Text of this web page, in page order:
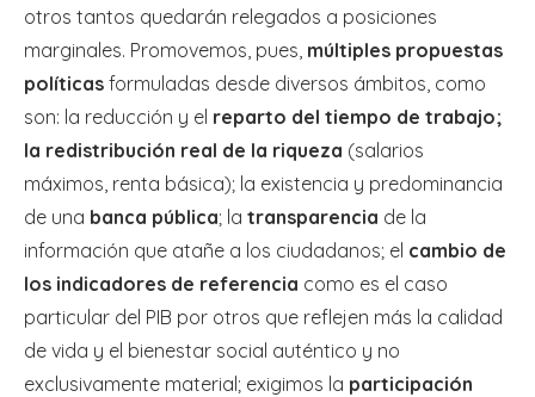
otros tantos quedarán relegados a posiciones
marginales. Promovemos, pues, múltiples propuestas
políticas formuladas desde diversos ámbitos, como
son: la reducción y el reparto del tiempo de trabajo;
la redistribución real de la riqueza (salarios
máximos, renta básica); la existencia y predominancia
de una banca pública; la transparencia de la
información que atañe a los ciudadanos; el cambio de
los indicadores de referencia como es el caso
particular del PIB por otros que reflejen más la calidad
de vida y el bienestar social auténtico y no
exclusivamente material; exigimos la participación